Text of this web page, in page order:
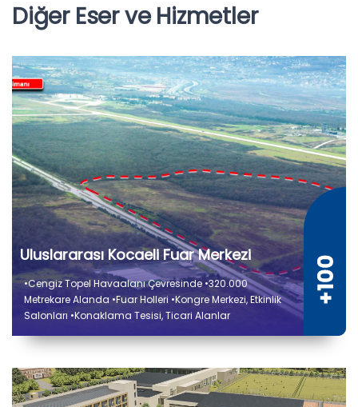
Diğer Eser ve Hizmetler
Uluslararası Kocaeli Fuar Merkezi
•Cengiz Topel Havaalanı Çevresinde •320.000
Metrekare Alanda •Fuar Holleri •Kongre Merkezi, Etkinlik
Salonları •Konaklama Tesisi, Ticari Alanlar